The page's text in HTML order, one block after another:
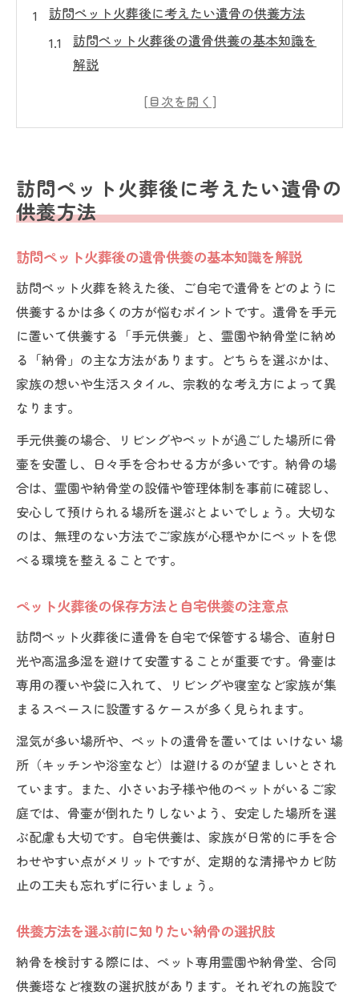
訪問ペット火葬後に考えたい遺骨の供養方法
訪問ペット火葬後の遺骨供養の基本知識を
解説
ペット火葬後の保存方法と自宅供養の注意
訪問ペット火葬経験者が実践した供養方法
例
自宅でできる遺骨管理と訪問ペット火葬体験談
るコツ
ペット火葬後の骨壷の置き場所選びの注意
点
実際の訪問ペット火葬体験談から学ぶ供養
遺骨を家に置くメリットと気をつけたい点
訪問ペット火葬後の遺骨管理で心が落ち着
く工夫
納骨のタイミングは訪問ペット火葬後にどう決
める
火葬後すぐ納骨するか迷う時の判断ポイン
訪問ペット火葬後の納骨時期を決める考え
方
家族の気持ちを大切にした納骨タイミング
の選び方
遺骨の一時保管と納骨堂利用の選択肢を比
較
訪問ペット火葬後に多い納骨の悩みと解決
策
手元供養を選ぶなら訪問ペット火葬後の工夫
訪問ペット火葬後に手元供養を選ぶ理由と
背景
手元供養の実践方法と遺骨の保存ポイント
訪問ペット火葬後の骨壷でできる供養の工
家族が納得できる手元供養の進め方を紹介
訪問ペット火葬後に考えたい遺骨の
供養方法
訪問ペット火葬後の遺骨供養の基本知識を解説
訪問ペット火葬を終えた後、ご自宅で遺骨をどのように
供養するかは多くの方が悩むポイントです。遺骨を手元
に置いて供養する「手元供養」と、霊園や納骨堂に納め
る「納骨」の主な方法があります。どちらを選ぶかは、
家族の想いや生活スタイル、宗教的な考え方によって異
なります。
手元供養の場合、リビングやペットが過ごした場所に骨
壷を安置し、日々手を合わせる方が多いです。納骨の場
合は、霊園や納骨堂の設備や管理体制を事前に確認し、
安心して預けられる場所を選ぶとよいでしょう。大切な
のは、無理のない方法でご家族が心穏やかにペットを偲
べる環境を整えることです。
ペット火葬後の保存方法と自宅供養の注意点
訪問ペット火葬後に遺骨を自宅で保管する場合、直射日
光や高温多湿を避けて安置することが重要です。骨壷は
専用の覆いや袋に入れて、リビングや寝室など家族が集
まるスペースに設置するケースが多く見られます。
湿気が多い場所や、ペットの遺骨を置いては いけない 場
所（キッチンや浴室など）は避けるのが望ましいとされ
ています。また、小さいお子様や他のペットがいるご家
庭では、骨壷が倒れたりしないよう、安定した場所を選
ぶ配慮も大切です。自宅供養は、家族が日常的に手を合
わせやすい点がメリットですが、定期的な清掃やカビ防
止の工夫も忘れずに行いましょう。
供養方法を選ぶ前に知りたい納骨の選択肢
納骨を検討する際には、ペット専用霊園や納骨堂、合同
供養塔など複数の選択肢があります。それぞれの施設で